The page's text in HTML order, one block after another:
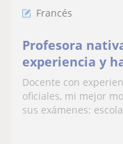
Francés
Profesora
experiencia y
exámenes
Docente con
oficiales, mi mejor
sus exámenes: